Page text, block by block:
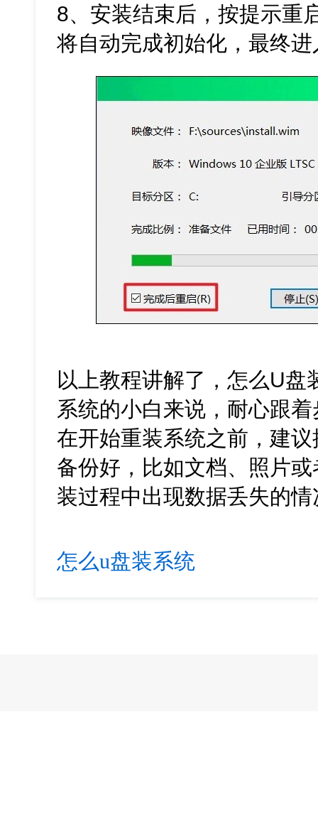
8、安装结束后，按提示重
将自动完成初始化，最终
以上教程讲解了，怎么U
系统的小白来说，耐心跟
在开始重装系统之前，建
备份好，比如文档、照片
装过程中出现数据丢失的情
怎么u盘装系统